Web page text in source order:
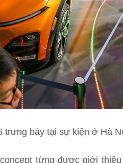
trưng bày tại sự kiện ở Hà
từng được giới